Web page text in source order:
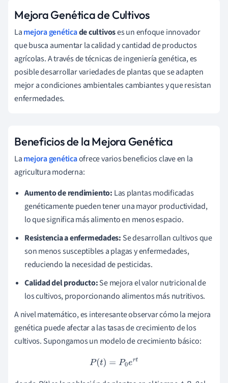
Mejora Genética de Cultivos
Lamejora genéticade cultivoses un enfoque innovador
que busca aumentar la calidad y cantidad de productos
agrícolas. A través de técnicas de ingeniería genética, es
posible desarrollar variedades de plantas que se adapten
mejor a condiciones ambientales cambiantes y que resistan
enfermedades.
Beneficios de la Mejora Genética
Lamejora genéticaofrece varios beneficios clave en la
agricultura moderna:
Aumento de rendimiento: Las plantas modificadas
genéticamente pueden tener una mayor productividad,
lo que significa más alimento en menos espacio.
Resistencia a enfermedades: Se desarrollan cultivos que
son menos susceptibles a plagas y enfermedades,
reduciendo la necesidad de pesticidas.
Calidad del producto:Se mejora el valor nutricional de
los cultivos, proporcionando alimentos más nutritivos.
A nivel matemático, es interesante observar cómo la mejora
genética puede afectar a las tasas de crecimiento de los
cultivos. Supongamos un modelo de crecimiento básico:
P(t =P 0ert